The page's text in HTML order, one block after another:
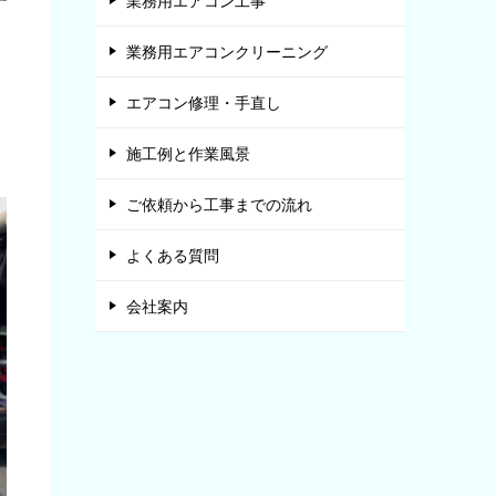
業務用エアコンクリーニング
エアコン修理・手直し
施工例と作業風景
ご依頼から工事までの流れ
よくある質問
会社案内